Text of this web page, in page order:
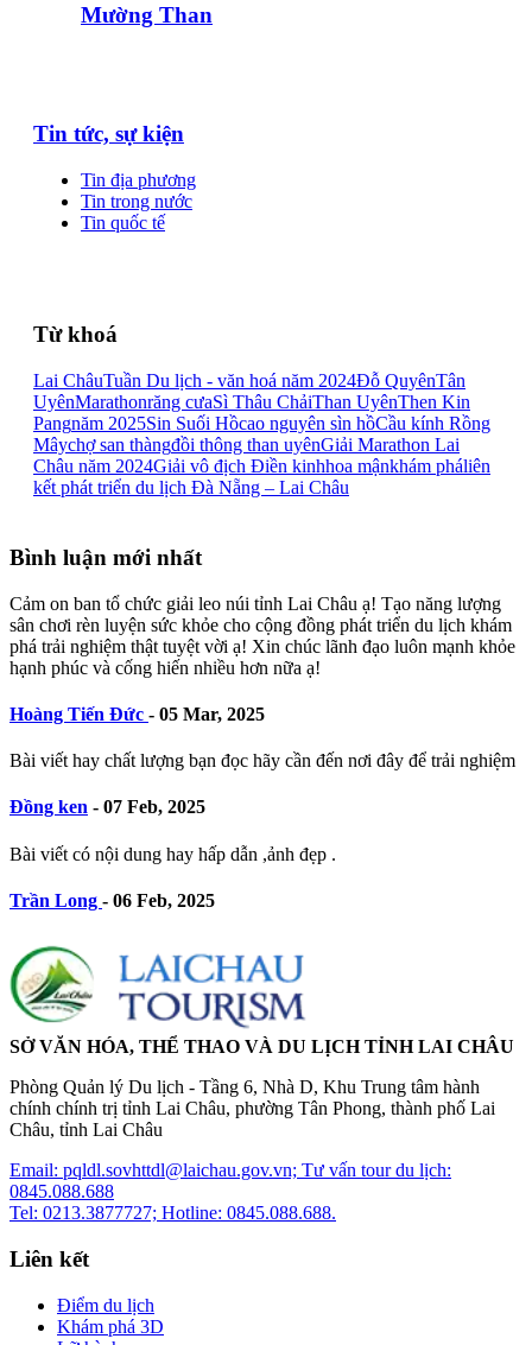
Mường Than
Tin tức, sự kiện
Tin địa phương
Tin trong nước
Tin quốc tế
Từ khoá
Lai ChâuTuần Du lịch - văn hoá năm 2024Đỗ QuyênTân
UyênMarathonrăng cưaSì Thâu ChảiThan UyênThen Kin
Pangnăm 2025Sin Suối Hồcao nguyên sìn hồCầu kính Rồng
Mâychợ san thàngđồi thông than uyênGiải Marathon Lai
Châu năm 2024Giải vô địch Điền kinhhoa mậnkhám pháliên
kết phát triển du lịch Đà Nẵng – Lai Châu
Bình luận mới nhất
Cảm on ban tổ chức giải leo núi tỉnh Lai Châu ạ! Tạo năng lượng
sân chơi rèn luyện sức khỏe cho cộng đồng phát triển du lịch khám
phá trải nghiệm thật tuyệt vời ạ! Xin chúc lãnh đạo luôn mạnh khỏe
hạnh phúc và cống hiến nhiều hơn nữa ạ!
Hoàng Tiến Đức - 05 Mar, 2025
Bài viết hay chất lượng bạn đọc hãy cần đến nơi đây để trải nghiệm
Đồng ken - 07 Feb, 2025
Bài viết có nội dung hay hấp dẫn ,ảnh đẹp .
Trần Long - 06 Feb, 2025
SỞ VĂN HÓA, THỂ THAO VÀ DU LỊCH TỈNH LAI CHÂU
Phòng Quản lý Du lịch - Tầng 6, Nhà D, Khu Trung tâm hành
chính chính trị tỉnh Lai Châu, phường Tân Phong, thành phố Lai
Châu, tỉnh Lai Châu
Email: pqldl.sovhttdl@laichau.gov.vn; Tư vấn tour du lịch:
0845.088.688
Tel: 0213.3877727; Hotline: 0845.088.688.
Liên kết
Điểm du lịch
Khám phá 3D